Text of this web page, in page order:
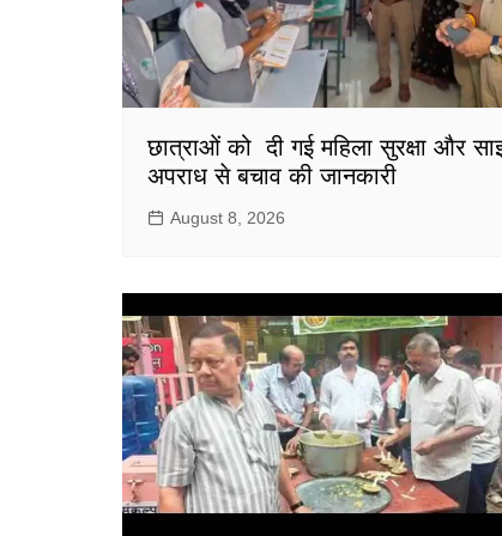
छात्राओं को दी गई महिला सुरक्षा और
अपराध से बचाव की जानकारी
August 8, 2026